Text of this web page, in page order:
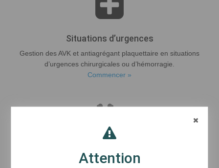
Situations d’urgences
Gestion des AVK et antiagrégant plaquettaire en situations
d’urgences chirurgicales ou d’hémorragie.
Commencer »
Gestes sous anticoagulants
Attention